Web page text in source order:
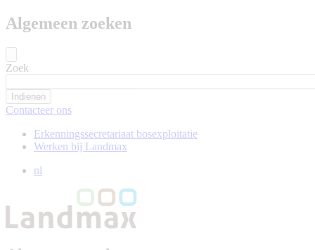
Algemeen zoeken
Zoek
Contacteer ons
Erkenningssecretariaat bosexploitatie
Werken bij Landmax
nl